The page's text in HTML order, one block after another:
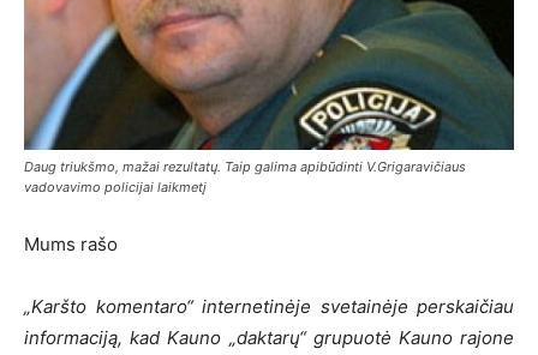
Daug triukšmo, mažai rezultatų. Taip galima apibūdinti V.Grigaravičiaus
vadovavimo policijai laikmetį
Mums rašo
„Karšto komentaro“ internetinėje svetainėje perskaičiau
informaciją, kad Kauno „daktarų“ grupuotė Kauno rajone